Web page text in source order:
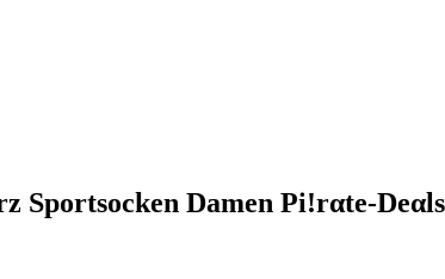
Sportsocken Damen Pi!rαtе-